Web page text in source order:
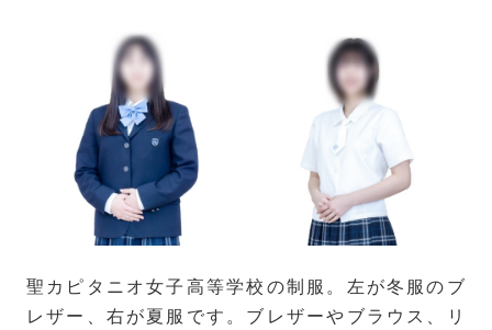
聖カピタニオ女子高等学校の制服。左が冬服のブ
レザー、右が夏服です。ブレザーやブラウス、リ